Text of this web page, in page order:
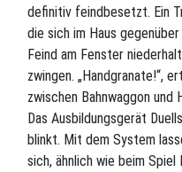
definitiv feindbesetzt. Ein
die sich im Haus
Feind am Fenster
zwingen. „Handgranate!“,
zwischen Bahnwaggon und
Das Ausbildungsgerät
blinkt. Mit dem System
sich, ähnlich wie beim